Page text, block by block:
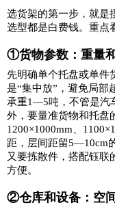
选货架的第一步，就是
选型都是白费钱。重点
①货物参数：重量
先明确单个托盘或单件
是“集中放”，避免局部
承重1—5吨，不管是汽
外，要量准货物和托盘
1200×1000mm、
距，层间距留5—10cm
又要拣散件，搭配钰联
方便。
②仓库和设备：空